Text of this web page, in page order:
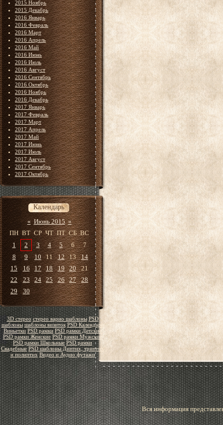
2015 Ноябрь
2015 Декабрь
2016 Январь
2016 Февраль
2016 Март
2016 Апрель
2016 Май
2016 Июнь
2016 Июль
2016 Август
2016 Сентябрь
2016 Октябрь
2016 Ноябрь
2016 Декабрь
2017 Январь
2017 Февраль
2017 Март
2017 Апрель
2017 Май
2017 Июнь
2017 Июль
2017 Август
2017 Сентябрь
2017 Октябрь
Календарь
« Июнь 2015 »
ПН ВТ СР ЧТ ПТ СБ ВС
1
2 3 4 5 6
7
8
9 10 11 12 13
14
15
16 17 18 19 20
21
22
23 24 25 26 27
28
29
30
3D стерео стерео варио шаблоны PSD
шаблоны шаблоны визиток PSD Календари
Виньетки PSD рамки PSD рамки Детские
PSD рамки Женские PSD рамки Мужские
PSD рамки Школьные PSD рамки
Свадебные PSD шаблоны Диптих, триптих
и полиптих Видео и Аудио футажи
Вся информация